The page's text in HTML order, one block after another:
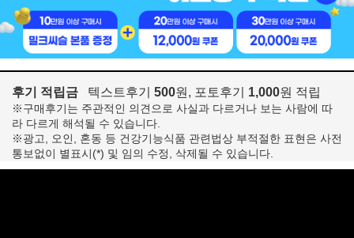
후기 적립금 텍스트후기 500원, 포토후기 1,000원 적립
※구매후기는 주관적인 의견으로 사실과 다르거나 보는 사람에 따
라 다르게 해석될 수 있습니다.
※광고, 오인, 혼동 등 건강기능식품 관련법상 부적절한 표현은 사전
통보없이 별표시(*) 및 임의 수정, 삭제될 수 있습니다.